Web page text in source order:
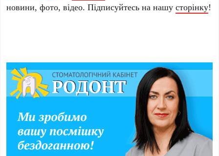
новини, фото, відео. Підписуйтесь на нашусторінку!